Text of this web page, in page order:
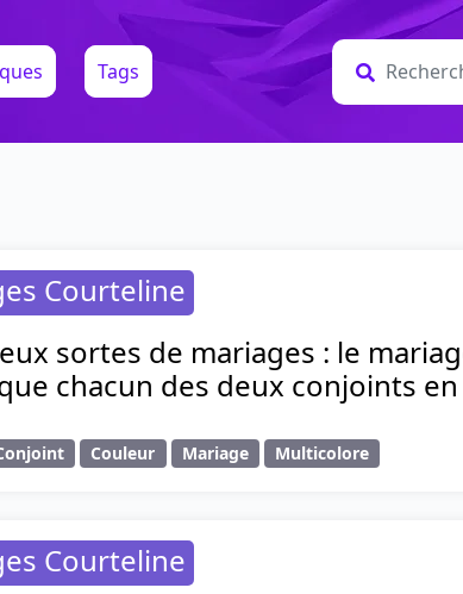
Tags
Courteline
sortes de mariages : le
chacun des deux conjoints
Couleur Mariage Multicolore
Courteline